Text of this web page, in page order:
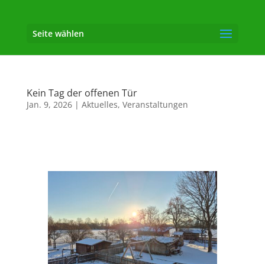
Seite wählen
Kein Tag der offenen Tür
Jan. 9, 2026| Aktuelles, Veranstaltungen